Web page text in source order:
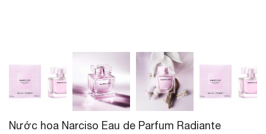
Nước hoa Narciso Eau de Parfum Radiante